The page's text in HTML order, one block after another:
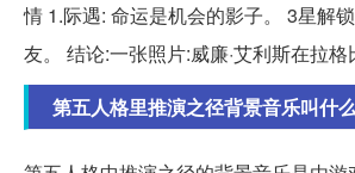
情 1.际遇: 命运是机会的影子。 3星解
友。 结论:一张照片:威廉·艾利斯在拉格
第五人格里推演之径背景音乐叫什